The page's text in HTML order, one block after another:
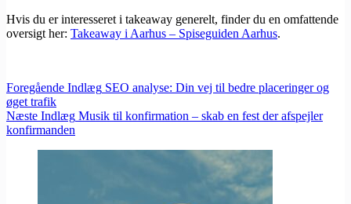
Hvis du er interesseret i takeaway generelt, finder du en omfattende
oversigt her: Takeaway i Aarhus – Spiseguiden Aarhus.
Foregående Indlæg SEO analyse: Din vej til bedre placeringer og
øget trafik
Næste Indlæg Musik til konfirmation – skab en fest der afspejler
konfirmanden